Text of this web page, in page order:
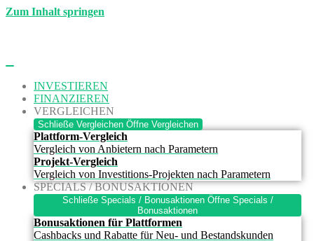
Zum Inhalt springen
INVESTIEREN
FINANZIEREN
VERGLEICHEN
Schließe Vergleichen Öffne Vergleichen
Plattform-Vergleich
Vergleich von Anbietern nach Parametern
Projekt-Vergleich
Vergleich von Investitions-Projekten nach Parametern
SPECIALS / BONUSAKTIONEN
Schließe Specials / Bonusaktionen Öffne Specials /
Bonusaktionen
Bonusaktionen für Plattformen
Cashbacks und Rabatte für Neu- und Bestandskunden